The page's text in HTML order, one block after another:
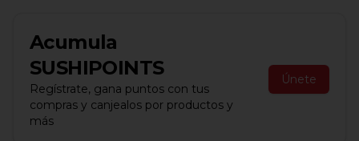
Acumula
SUSHIPOINTS
Regístrate, gana puntos con tus
compras y canjealos por productos y
más
Únete